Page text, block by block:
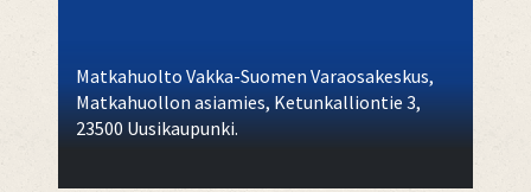
Matkahuolto Vakka-Suomen Varaosakeskus,
Matkahuollon asiamies, Ketunkalliontie 3,
23500 Uusikaupunki.